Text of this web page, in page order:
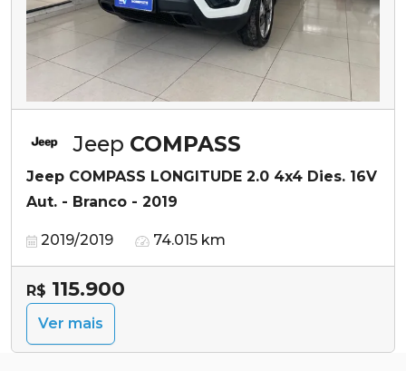
Jeep COMPASS
Jeep COMPASS LONGITUDE 2.0 4x4 Dies. 16V
Aut. - Branco - 2019
2019/2019 74.015 km
R$ 115.900
Ver mais